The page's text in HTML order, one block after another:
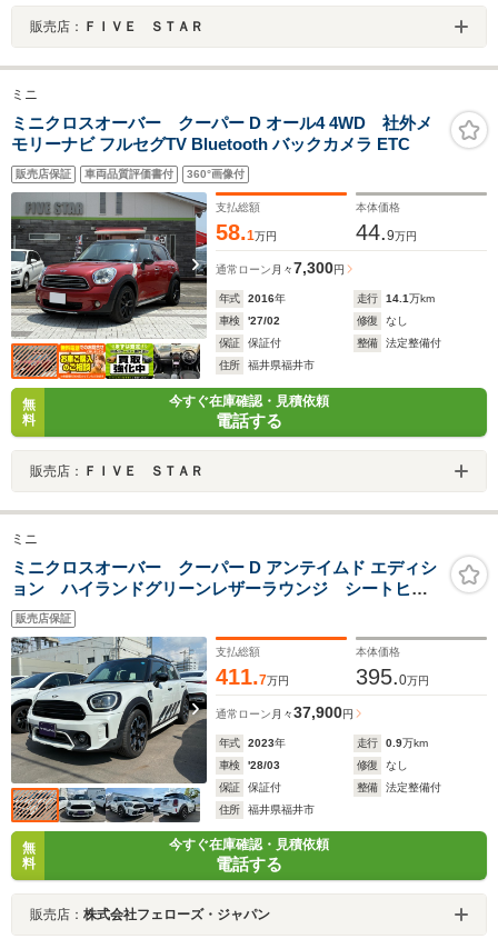
販売店： ＦＩＶＥ ＳＴＡＲ
ミニ
ミニクロスオーバー クーパー D オール4 4WD 社外メ
モリーナビ フルセグTV Bluetooth バックカメラ ETC
販売店保証 車両品質評価書付 360°画像付
支払総額
58.1万円
本体価格
44.9万円
通常ローン 月々7,300円
年式 2016年 走行 14.1万km
車検
'27/02 修復
なし
保証
保証付 整備
法定整備付
住所
福井県福井市
無
料
今すぐ在庫確認・見積依頼
電話する
販売店： ＦＩＶＥ ＳＴＡＲ
ミニ
ミニクロスオーバー クーパー D アンテイムド エディシ
ョン ハイランドグリーンレザーラウンジ シートヒー
ター コンフォートアクセス 純正ナビゲーション
AppleCarPlay アクティブクルーズコントロール LED
ヘッドランプLEDフォグ パワーバックドア パーキン
グアシスト
販売店保証
支払総額
411.7万円
本体価格
395.0万円
通常ローン 月々37,900円
年式 2023年 走行 0.9万km
車検
'28/03 修復
なし
保証
保証付 整備
法定整備付
住所
福井県福井市
無
料
今すぐ在庫確認・見積依頼
電話する
販売店： 株式会社フェローズ・ジャパン